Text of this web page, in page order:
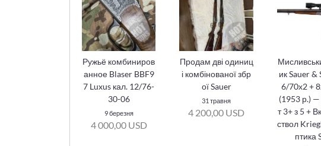
Ружьё комбиниров
анное Blaser BBF9
7 Luxus кал. 12/76-
30-06
9 березня
4 000,00 USD
Продам дві одиниц
і комбінованої збр
ої Sauer
31 травня
4 200,00 USD
ик Sauer &
6/70х2 +
(1953 р.)
т 3+ з 5 +
ствол
птика